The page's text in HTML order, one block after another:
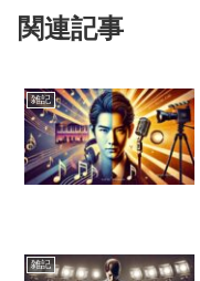
関連記事
雑記
雑記